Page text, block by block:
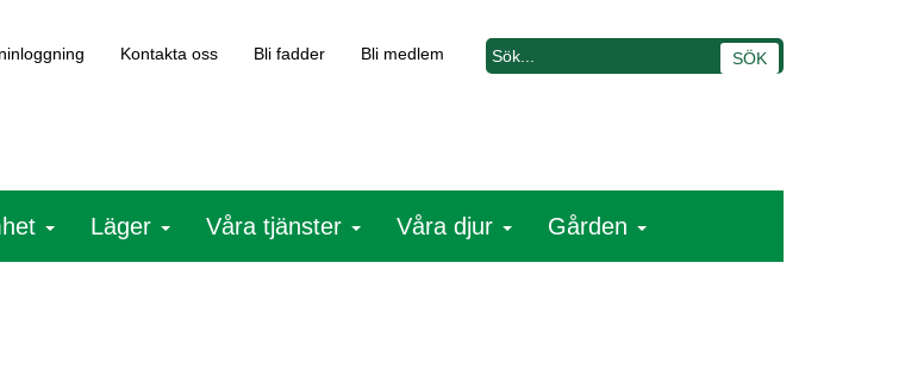
Kontakta oss Bli fadder Bli medlem
Läger Våra tjänster Våra djur Gården